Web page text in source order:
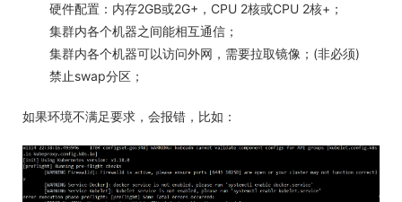
硬件配置：内存2GB或2G+，CPU 2核或CPU 2核+；
集群内各个机器之间能相互通信；
集群内各个机器可以访问外网，需要拉取镜像；(非必须)
禁止swap分区；
如果环境不满足要求，会报错，比如：